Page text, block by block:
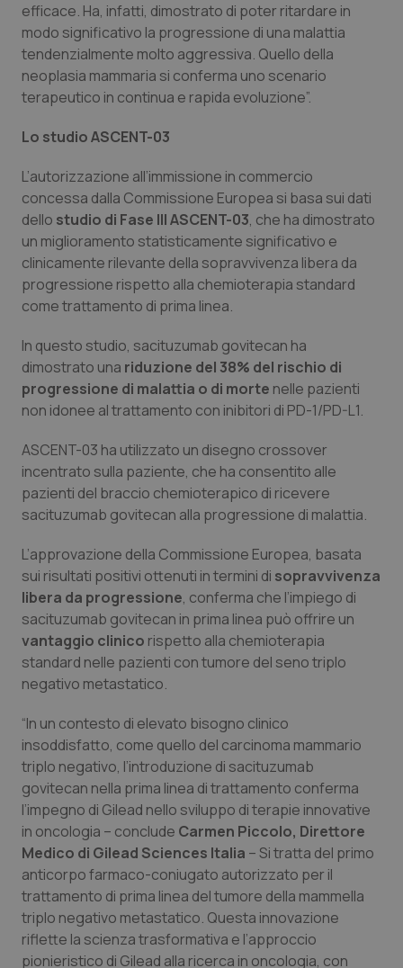
Sicilia
Toscana
Veneto
Neuroscienze & patologie neurodegenerative
Obesità
Oncoematologia
Oncologia & Nutrizione
Psoriasi & pelle
Quotidiano Cardiologia
Quotidiano Chirurgia
Quotidiano Oncologia
Quotidiano Pediatria
Salute orale & impianti
Sangue & coagulazione
Tiroide
Tumore al seno
Tumore ovarico
Tumori del Polmone & Testa Collo
Tumori gastrointestinali
Ulcera & Reflusso
Vaccini
efficace. Ha, infatti, dimostrato di poter ritardare in
modo significativo la progressione di una malattia
tendenzialmente molto aggressiva. Quello della
neoplasia mammaria si conferma uno scenario
terapeutico in continua e rapida evoluzione”.
Lo studio ASCENT-03
L’autorizzazione all’immissione in commercio
concessa dalla Commissione Europea si basa sui dati
dello studio di Fase III ASCENT-03, che ha dimostrato
un miglioramento statisticamente significativo e
clinicamente rilevante della sopravvivenza libera da
progressione rispetto alla chemioterapia standard
come trattamento di prima linea.
In questo studio, sacituzumab govitecan ha
dimostrato una riduzione del 38% del rischio di
progressione di malattia o di morte nelle pazienti
non idonee al trattamento con inibitori di PD-1/PD-L1.
ASCENT-03 ha utilizzato un disegno crossover
incentrato sulla paziente, che ha consentito alle
pazienti del braccio chemioterapico di ricevere
sacituzumab govitecan alla progressione di malattia.
L’approvazione della Commissione Europea, basata
sui risultati positivi ottenuti in termini di sopravvivenza
libera da progressione, conferma che l’impiego di
sacituzumab govitecan in prima linea può offrire un
vantaggio clinico rispetto alla chemioterapia
standard nelle pazienti con tumore del seno triplo
negativo metastatico.
“In un contesto di elevato bisogno clinico
insoddisfatto, come quello del carcinoma mammario
triplo negativo, l’introduzione di sacituzumab
govitecan nella prima linea di trattamento conferma
l’impegno di Gilead nello sviluppo di terapie innovative
in oncologia – conclude Carmen Piccolo, Direttore
Medico di Gilead Sciences Italia – Si tratta del primo
anticorpo farmaco-coniugato autorizzato per il
trattamento di prima linea del tumore della mammella
triplo negativo metastatico. Questa innovazione
riflette la scienza trasformativa e l’approccio
pionieristico di Gilead alla ricerca in oncologia, con